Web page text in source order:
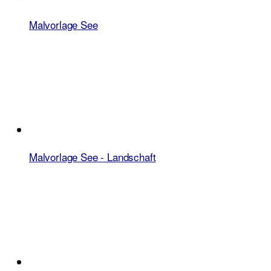
Malvorlage See
Malvorlage See - Landschaft